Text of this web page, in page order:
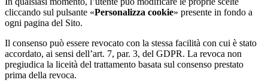
cliccando sul pulsante «Personalizza cookie» presente in fondo a
ogni pagina del Sito.
Il consenso può essere revocato con la stessa facilità con cui è stato
accordato, ai sensi dell’art. 7, par. 3, del GDPR. La revoca non
pregiudica la liceità del trattamento basata sul consenso prestato
prima della revoca.